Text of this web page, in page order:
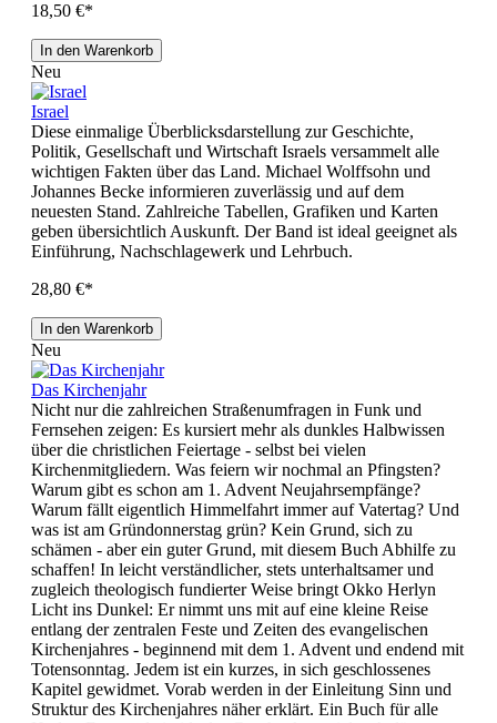
18,50 €*
In den Warenkorb
Neu
Israel
Diese einmalige Überblicksdarstellung zur Geschichte,
Politik, Gesellschaft und Wirtschaft Israels versammelt alle
wichtigen Fakten über das Land. Michael Wolffsohn und
Johannes Becke informieren zuverlässig und auf dem
neuesten Stand. Zahlreiche Tabellen, Grafiken und Karten
geben übersichtlich Auskunft. Der Band ist ideal geeignet als
Einführung, Nachschlagewerk und Lehrbuch.
28,80 €*
In den Warenkorb
Neu
Das Kirchenjahr
Nicht nur die zahlreichen Straßenumfragen in Funk und
Fernsehen zeigen: Es kursiert mehr als dunkles Halbwissen
über die christlichen Feiertage - selbst bei vielen
Kirchenmitgliedern. Was feiern wir nochmal an Pfingsten?
Warum gibt es schon am 1. Advent Neujahrsempfänge?
Warum fällt eigentlich Himmelfahrt immer auf Vatertag? Und
was ist am Gründonnerstag grün? Kein Grund, sich zu
schämen - aber ein guter Grund, mit diesem Buch Abhilfe zu
schaffen! In leicht verständlicher, stets unterhaltsamer und
zugleich theologisch fundierter Weise bringt Okko Herlyn
Licht ins Dunkel: Er nimmt uns mit auf eine kleine Reise
entlang der zentralen Feste und Zeiten des evangelischen
Kirchenjahres - beginnend mit dem 1. Advent und endend mit
Totensonntag. Jedem ist ein kurzes, in sich geschlossenes
Kapitel gewidmet. Vorab werden in der Einleitung Sinn und
Struktur des Kirchenjahres näher erklärt. Ein Buch für alle